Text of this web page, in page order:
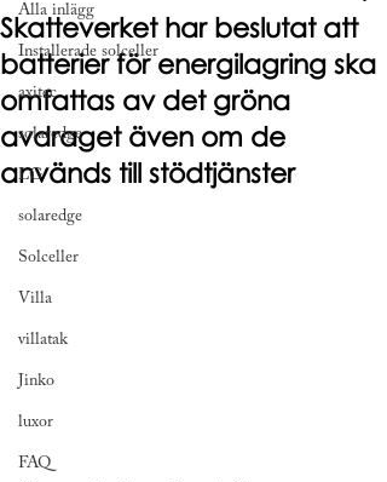
Alla inlägg
Installerade solceller
axitec
solaredge
LG
solaredge
Solceller
Villa
villatak
Jinko
luxor
FAQ
Skatteverket har beslutat att
batterier för energilagring ska
omfattas av det gröna
avdraget även om de
används till stödtjänster